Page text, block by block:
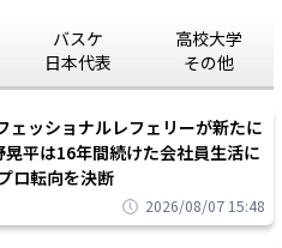
バスケ
日本代表
高校大学
その他
ェッショナルレフェリーが新たに
晃平は16年間続けた会社員生活に
ロ転向を決断
2026/08/07 15:48